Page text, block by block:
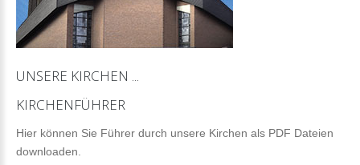
UNSERE KIRCHEN
KIRCHENFÜHRER
Hier können Sie Führer durch unsere Kirchen als PDF Dateien
downloaden.